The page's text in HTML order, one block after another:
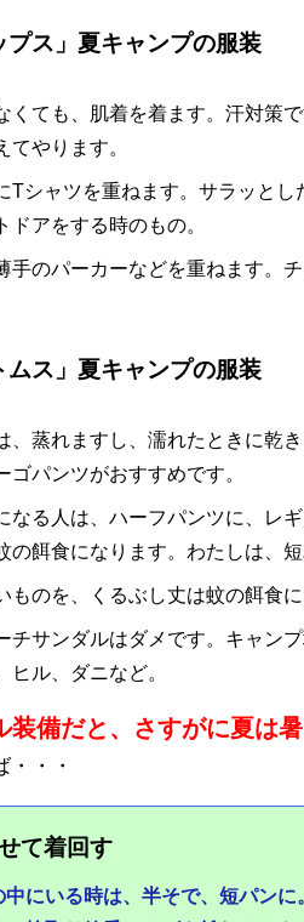
プス」夏キャンプの服装
くても、肌着を着ます。汗対策
てやります。
Tシャツを重ねます。サラッと
ドアをする時のもの。
手のパーカーなどを重ねます。
ムス」夏キャンプの服装
、蒸れますし、濡れたときに乾
ゴパンツがおすすめです。
なる人は、ハーフパンツに、レ
の餌食になります。わたしは、
ものを、くるぶし丈は蚊の餌食に
チサンダルはダメです。キャン
ヒル、ダニなど。
装備だと、さすがに夏は暑
・・・
て着回す
中にいる時は、半そで、短パンに